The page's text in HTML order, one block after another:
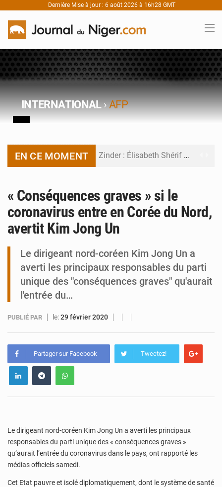
Dernière Mise à jour : 6 août 2026 à 16h28 GMT
INTERNATIONAL›AFP
EN CE MOMENT Zinder : Élisabeth Shérif visite l’école Birni Garçon
« Conséquences graves » si le
coronavirus entre en Corée du Nord,
avertit Kim Jong Un
Le dirigeant nord-coréen Kim Jong Un a
averti les principaux responsables du parti
unique des "conséquences graves" qu'aurait
l'entrée du…
PUBLIÉ PAR le:29 février 2020
Partager sur Facebook Tweetez!
Le dirigeant nord-coréen Kim Jong Un a averti les principaux
responsables du parti unique des « conséquences graves »
qu’aurait l’entrée du coronavirus dans le pays, ont rapporté les
médias officiels samedi.
Cet Etat pauvre et isolé diplomatiquement, dont le système de santé